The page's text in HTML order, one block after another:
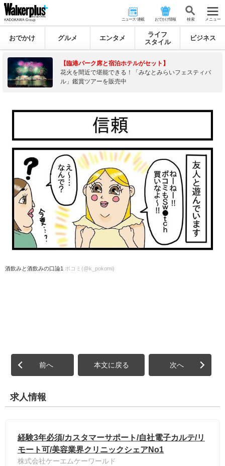
ニュース･連載 おでかけ情報 検 索 メニュー
おでかけ グルメ エンタメ
ライフ
スタイル
ビジネス
【臨港パーク席と宿泊ホテルがセット】
花火を間近で堪能できる！「みなとみらいフェスティバ
ル」鑑賞ツアーを販売中
酒飲みと酒飲みの口論1 ポコミ(@k_pokomi)
前へ 本文に戻る 次へ
求人情報
経験3年必須/カスタマーサポート/自社電子カルテ/リ
モート可/美容業界クリニックシェアNo1
株式会社ケーエムケーワールド